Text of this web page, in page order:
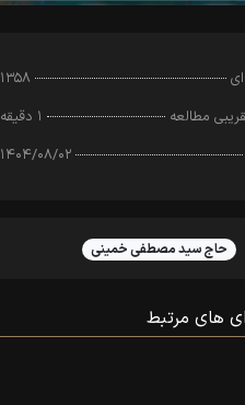
۱۳۵۸
مطالعه
۱ دقیقه
۱۴۰۴/۰۸/۰۲
حاج سید مصطفی خمینی
های مرتبط